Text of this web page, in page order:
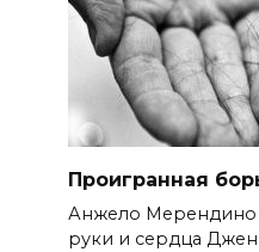
Проигранная
Анжело Мерендино
руки и сердца